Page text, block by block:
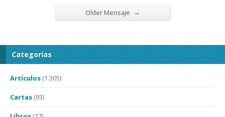
Older Mensaje →
Categorías
Artículos (1.305)
Cartas (93)